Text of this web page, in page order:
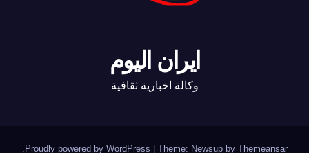
ايران اليوم
وكالة اخبارية ثقافية
Proudly powered by WordPress | Theme: Newsup by Themeansar